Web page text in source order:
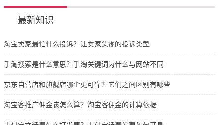
最新知识
淘宝卖家最怕什么投诉？让卖家头疼的投诉类型
手淘搜索是什么意思？手淘关键词为什么与网站不同
京东自营店和旗舰店哪个更可靠？它们之间区别有哪些
淘宝客推广佣金该怎么算？淘宝客佣金的计算依据